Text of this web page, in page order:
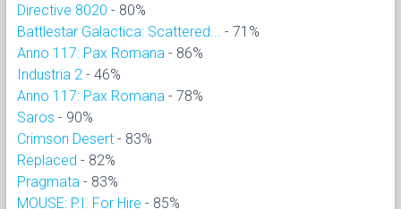
Directive 8020 - 80%
Battlestar Galactica: Scattered...
- 71%
Anno 117: Pax Romana - 86%
Industria 2 - 46%
Anno 117: Pax Romana - 78%
Saros - 90%
Crimson Desert - 83%
Replaced - 82%
Pragmata - 83%
MOUSE: P.I. For Hire - 85%